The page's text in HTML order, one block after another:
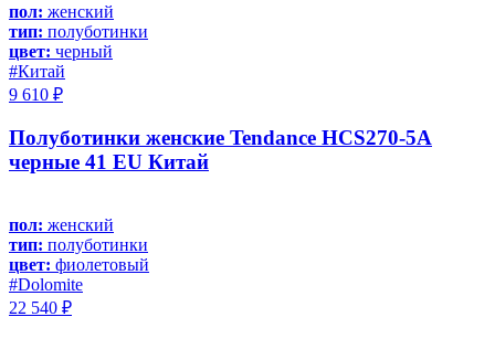
пол: женский
тип: полуботинки
цвет: черный
#Китай
9 610 ₽
Полуботинки женские Tendance HCS270-5A
черные 41 EU Китай
пол: женский
тип: полуботинки
цвет: фиолетовый
#Dolomite
22 540 ₽